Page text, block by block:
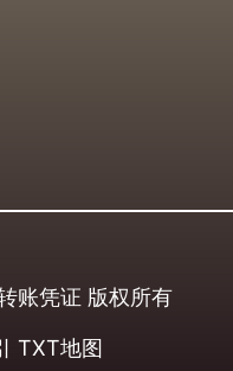
账凭证 版权所有
TXT地图